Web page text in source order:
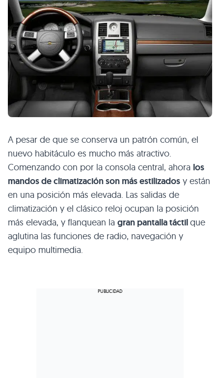
A pesar de que se conserva un patrón común, el
nuevo habitáculo es mucho más atractivo.
Comenzando con por la consola central, ahora los
mandos de climatización son más estilizados y están
en una posición más elevada. Las salidas de
climatización y el clásico reloj ocupan la posición
más elevada, y flanquean la gran pantalla táctilque
aglutina las funciones de radio, navegación y
equipo multimedia.